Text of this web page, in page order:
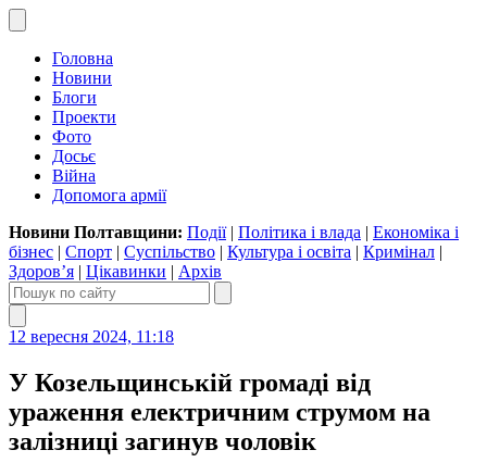
Головна
Новини
Блоги
Проекти
Фото
Досьє
Війна
Допомога армії
Новини Полтавщини: Події| Політика і влада | Економіка і
бізнес | Спорт | Суспільство | Культура і освіта | Кримінал |
Здоров’я | Цікавинки | Архів
12 вересня 2024, 11:18
У Козельщинській громаді від
ураження електричним струмом на
залізниці загинув чоловік